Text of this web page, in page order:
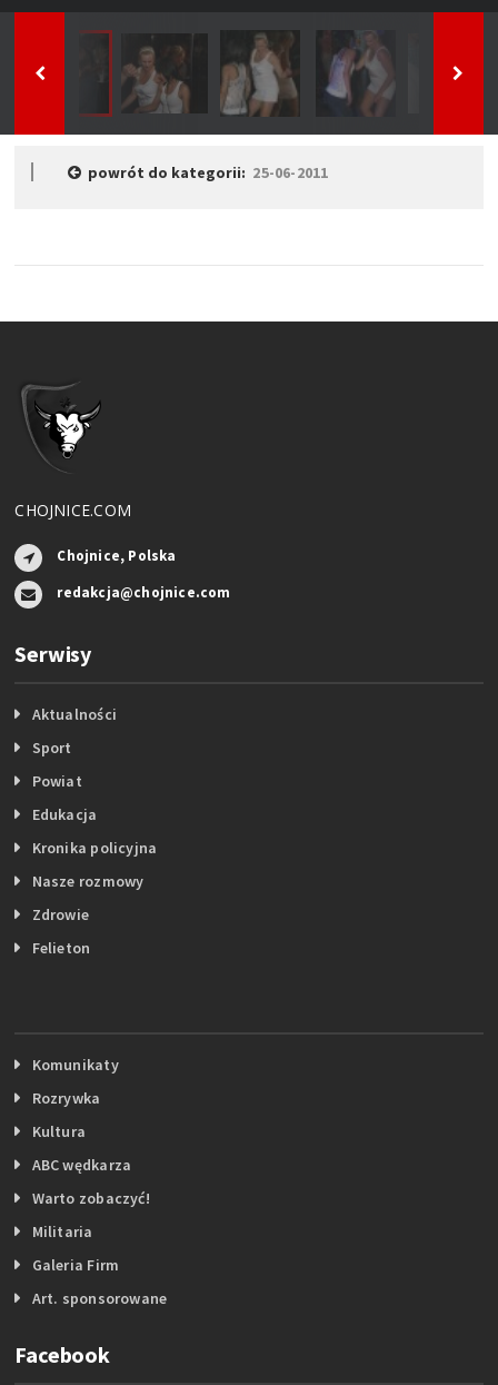
powrót do kategorii: 25-06-2011
CHOJNICE.COM
Chojnice, Polska
redakcja@chojnice.com
Serwisy
Aktualności
Sport
Powiat
Edukacja
Kronika policyjna
Nasze rozmowy
Zdrowie
Felieton
Komunikaty
Rozrywka
Kultura
ABC wędkarza
Warto zobaczyć!
Militaria
Galeria Firm
Art. sponsorowane
Facebook